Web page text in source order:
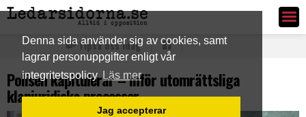
Denna sida använder sig av cookies, samt
lagrar personuppgifter enligt vår
integritetspolicy Läs mer
Jag accepterar
Ledarsidorna.se
Tipsa oss idag
Polisen kapitulerar – Inför utomrättsliga
klanjuridiska processer